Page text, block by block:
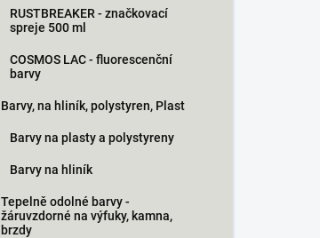
RUSTBREAKER - značkovací
spreje 500 ml
COSMOS LAC - fluorescenční
barvy
Barvy, na hliník, polystyren, Plast
Barvy na plasty a polystyreny
Barvy na hliník
Tepelně odolné barvy -
žáruvzdorné na výfuky, kamna,
brzdy